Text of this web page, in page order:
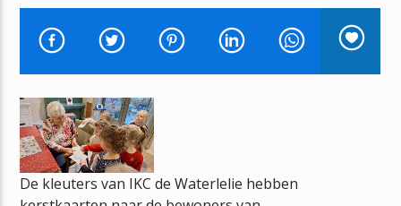
HUIDIG NUMMER
HITS FROM THE HEARTLAND
CAMILLE JANSZEN
De kleuters van IKC de Waterlelie hebben